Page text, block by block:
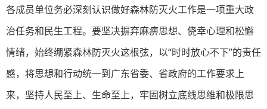
各成员单位务必深刻认识做好森林防灭火工作是一项重大政
治任务和民生工程。要坚决摒弃麻痹思想、侥幸心理和松懈
情绪，始终绷紧森林防灭火这根弦，以“时时放心不下”的责任
感，将思想和行动统一到广东省委、省政府的工作要求上
来，坚持人民至上、生命至上，牢固树立底线思维和极限思